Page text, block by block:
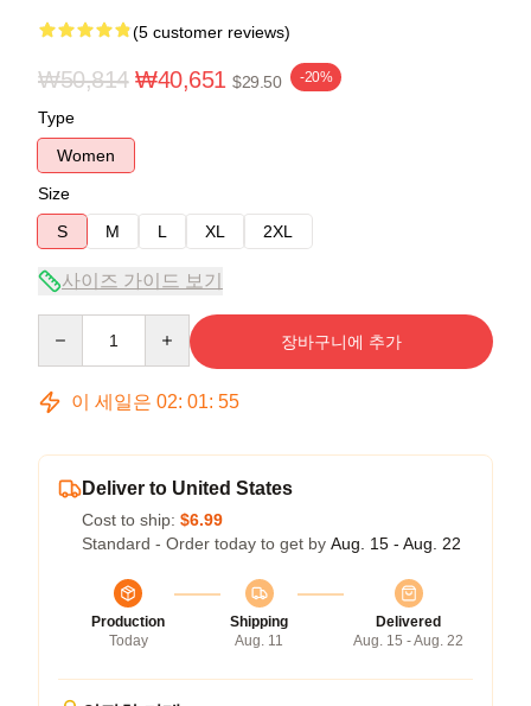
(5 customer reviews)
₩50,814 ₩40,651 $29.50 -20%
Type
Women
Size
S
M L XL 2XL
사이즈 가이드 보기
장바구니에 추가
이 세일은 02: 01: 54
Deliver to United States
Cost to ship: $6.99
Standard - Order today to get by Aug. 15 - Aug. 22
Production
Today
Shipping
Aug. 11
Delivered
Aug. 15 - Aug. 22